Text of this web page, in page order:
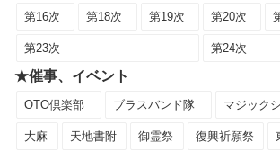
第16次 第18次 第19次 第20次
第23次 第24次
★催事、イベント
OTO倶楽部 ブラスバンド隊 マジック
大麻 天地書附 御霊祭 復興祈願祭